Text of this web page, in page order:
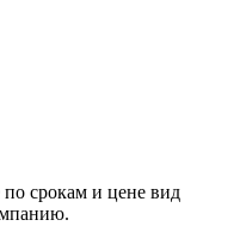
срокам и цене вид